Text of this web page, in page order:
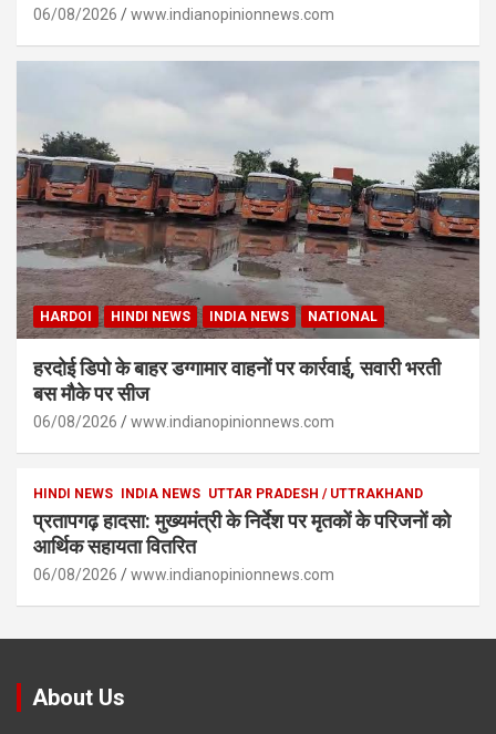
06/08/2026 www.indianopinionnews.com
HARDOI HINDI NEWS INDIA NEWS NATIONAL
हरदोई डिपो के बाहर डग्गामार वाहनों पर कार्रवाई, सवारी भरती
बस मौके पर सीज
06/08/2026 www.indianopinionnews.com
HINDI NEWS INDIA NEWS UTTAR PRADESH / UTTRAKHAND
प्रतापगढ़ हादसा: मुख्यमंत्री के निर्देश पर मृतकों के परिजनों को
आर्थिक सहायता वितरित
06/08/2026 www.indianopinionnews.com
About Us